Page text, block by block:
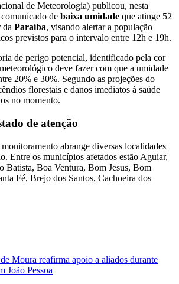
de Meteorologia) publicou, nesta
de baixa umidade que atinge 52
da Paraíba, visando alertar a população
previstos para o intervalo entre 12h e 19h.
de perigo potencial, identificado pela cor
deve fazer com que a umidade
20% e 30%. Segundo as projeções do
florestais e danos imediatos à saúde
no momento.
de atenção
abrange diversas localidades
Entre os municípios afetados estão Aguiar,
Batista, Boa Ventura, Bom Jesus, Bom
Fé, Brejo dos Santos, Cachoeira dos
Moura reafirma apoio a aliados durante
João Pessoa